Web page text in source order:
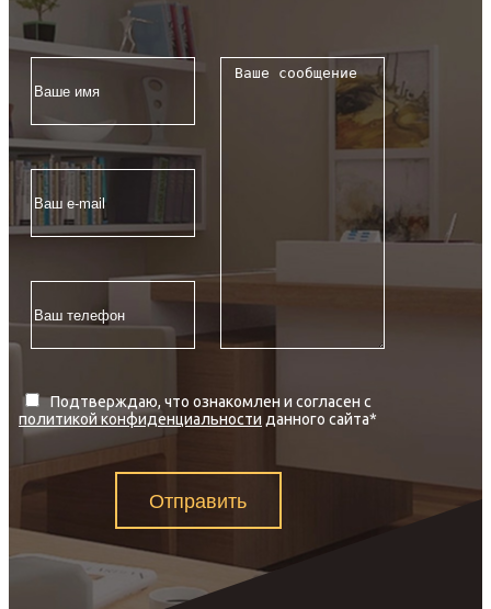
Подтверждаю, что ознакомлен и согласен с
политикой конфиденциальности данного сайта*
Отправить